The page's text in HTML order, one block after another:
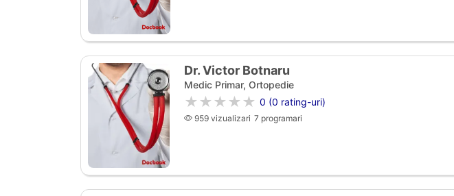
Dr. Victor Botnaru
Medic Primar, Ortopedie
★★★★★ 0 (0 rating-uri)
959 vizualizari 7 programari